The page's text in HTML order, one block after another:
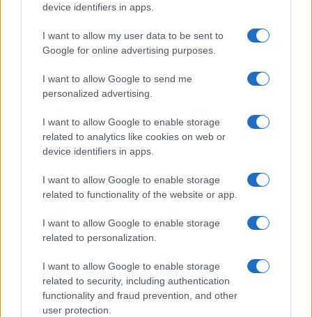
device identifiers in apps.
I want to allow my user data to be sent to
Google for online advertising purposes.
I want to allow Google to send me
personalized advertising.
I want to allow Google to enable storage
related to analytics like cookies on web or
device identifiers in apps.
I want to allow Google to enable storage
related to functionality of the website or app.
I want to allow Google to enable storage
related to personalization.
I want to allow Google to enable storage
related to security, including authentication
functionality and fraud prevention, and other
user protection.
SEDUTE SATIRICHE
Vignetta del 07/08/2026
L’ex bomber a gamba tesa sul
caso Roggero: “L’errore è
stato non aver ammazzato il
terzo”
Stefan Schwoch sui social: "Tutta colpa delle